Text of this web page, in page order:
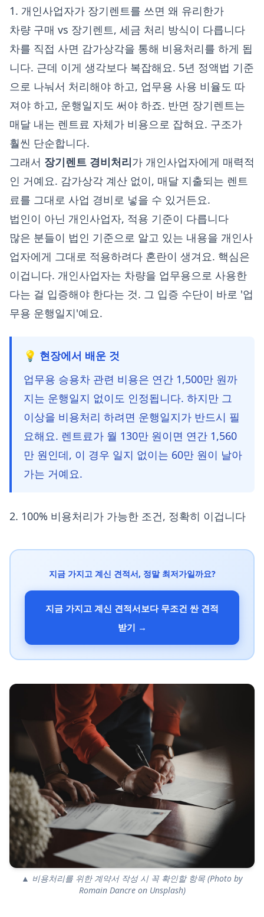
1. 개인사업자가 장기렌트를 쓰면 왜 유리한가
차량 구매 vs 장기렌트, 세금 처리 방식이 다릅니다
차를 직접 사면 감가상각을 통해 비용처리를 하게 됩
니다. 근데 이게 생각보다 복잡해요. 5년 정액법 기준
으로 나눠서 처리해야 하고, 업무용 사용 비율도 따
져야 하고, 운행일지도 써야 하죠. 반면 장기렌트는
매달 내는 렌트료 자체가 비용으로 잡혀요. 구조가
훨씬 단순합니다.
그래서 장기렌트 경비처리가 개인사업자에게 매력적
인 거예요. 감가상각 계산 없이, 매달 지출되는 렌트
료를 그대로 사업 경비로 넣을 수 있거든요.
법인이 아닌 개인사업자, 적용 기준이 다릅니다
많은 분들이 법인 기준으로 알고 있는 내용을 개인사
업자에게 그대로 적용하려다 혼란이 생겨요. 핵심은
이겁니다. 개인사업자는 차량을 업무용으로 사용한
다는 걸 입증해야 한다는 것. 그 입증 수단이 바로 '업
무용 운행일지'예요.
💡 현장에서 배운 것
업무용 승용차 관련 비용은 연간 1,500만 원까
지는 운행일지 없이도 인정됩니다. 하지만 그
이상을 비용처리 하려면 운행일지가 반드시 필
요해요. 렌트료가 월 130만 원이면 연간 1,560
만 원인데, 이 경우 일지 없이는 60만 원이 날아
가는 거예요.
2. 100% 비용처리가 가능한 조건, 정확히 이겁니다
지금 가지고 계신 견적서, 정말 최저가일까요?
지금 가지고 계신 견적서보다 무조건 싼 견적
받기 →
▲ 비용처리를 위한 계약서 작성 시 꼭 확인할 항목 (Photo by
Romain Dancre on Unsplash)